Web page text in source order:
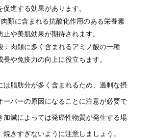
促進する効果があります。
類に含まれる抗酸化作用のある栄養素
止や美肌効果が期待されます。
：肉類に多く含まれるアミノ酸の一種
長や免疫力の向上に役立ちます。
は脂肪分が多く含まれるため、過剰な摂
ーバーの原因になることに注意が必要で
加減によっては発癌性物質が発生する場
焼きすぎないように注意しましょう。